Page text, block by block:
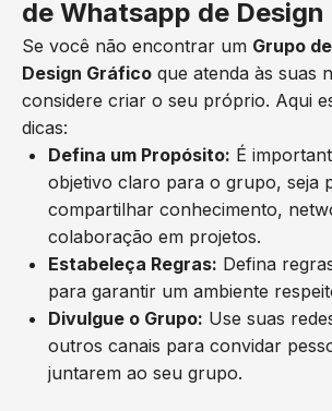
de Whatsapp de
Se você não encontrar um Grupo
Design Gráfico que atenda às suas
considere criar o seu próprio. Aqui
dicas:
Defina um Propósito: É
objetivo claro para o grupo, seja
compartilhar conhecimento,
colaboração em projetos.
Estabeleça Regras: Defina
para garantir um ambiente
Divulgue o Grupo: Use suas
outros canais para convidar
juntarem ao seu grupo.